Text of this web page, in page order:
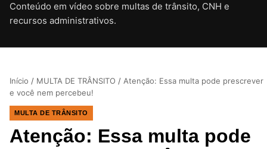
Conteúdo em vídeo sobre multas de trânsito, CNH e
recursos administrativos.CLIQUE PARA ATIVAR O SOM
Início / MULTA DE TRÂNSITO / Atenção: Essa multa pode prescrever
e você nem percebeu!
MULTA DE TRÂNSITO
Atenção: Essa multa pode